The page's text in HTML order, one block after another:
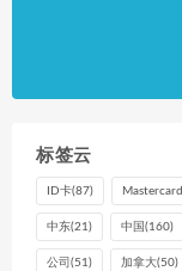
标签云
ID卡(87) Mastercard
中东(21) 中国 (160)
公司 (51) 加拿大(50)